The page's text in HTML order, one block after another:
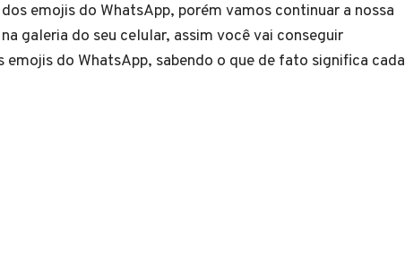
emojis do WhatsApp, porém vamos continuar a nossa
galeria do seu celular, assim você vai conseguir
do WhatsApp, sabendo o que de fato significa cada